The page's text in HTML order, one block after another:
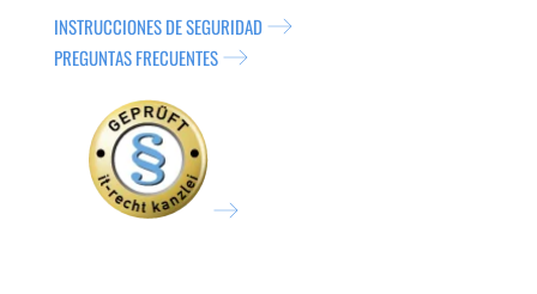
INSTRUCCIONES DE SEGURIDAD
PREGUNTAS FRECUENTES